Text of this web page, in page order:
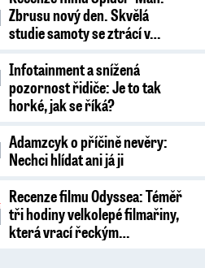
Zbrusu nový den. Skvělá
studie samoty se ztrácí v…
Infotainment a snížená
pozornost řidiče: Je to tak
horké, jak se říká?
Adamzcyk o příčině nevěry:
Nechci hlídat ani já ji
Recenze filmu Odyssea: Téměř
tři hodiny velkolepé filmařiny,
která vrací řeckým…